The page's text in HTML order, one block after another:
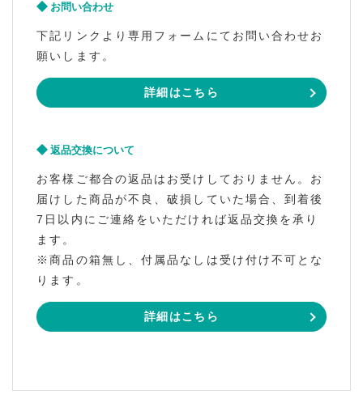
お問い合わせ
下記リンクより専用フォームにてお問い合わせお
願いします。
詳細はこちら
返品交換について
お客様ご都合の返品はお受けしておりません。お
届けした商品が不良、破損していた場合、到着後
7日以内にご連絡をいただければ返品交換を承り
ます。
※商品の箱無し、付属品なしは受け付け不可とな
ります。
詳細はこちら